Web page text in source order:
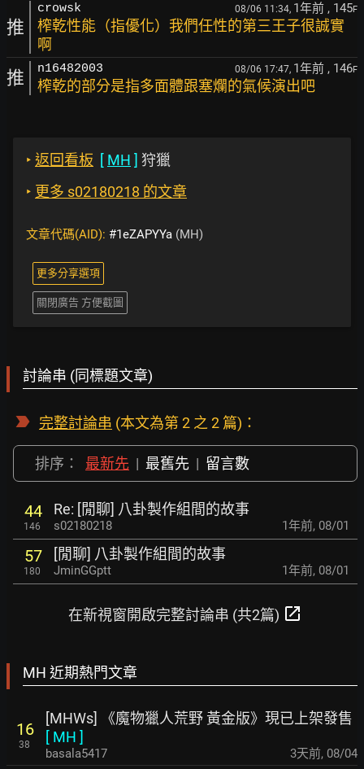
推
crowsk 08/06 11:34, 1年前 , 145F
榨乾性能（指優化）我們任性的第三王子很誠實
啊
推 n16482003 08/06 17:47, 1年前 , 146F
榨乾的部分是指多面體跟塞爛的氣候演出吧
‣ 返回看板 [ MH ] 狩獵
‣ 更多 s02180218 的文章
文章代碼(AID): #1eZAPYYa (MH)
更多分享選項
關閉廣告 方便截圖
討論串 (同標題文章)
完整討論串 (本文為第 2 之 2 篇)：
排序： 最新先 | 最舊先 | 留言數
44
146
Re: [閒聊] 八卦製作組間的故事
s02180218 1年前, 08/01
57
180
[閒聊] 八卦製作組間的故事
JminGGptt 1年前, 08/01
在新視窗開啟完整討論串 (共2篇) open_in_new
MH 近期熱門文章
16
38
[MHWs] 《魔物獵人荒野 黃金版》現已上架發售
[ MH ]
basala5417 3天前, 08/04